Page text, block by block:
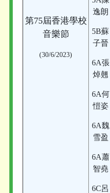
第75屆香港學校
音樂節
(30/6/2023)
逸朗
5B蘇
子晉
6A張
焯翹
6A何
愷姿
6A魏
雪盈
6A蕭
智堯
6C呂